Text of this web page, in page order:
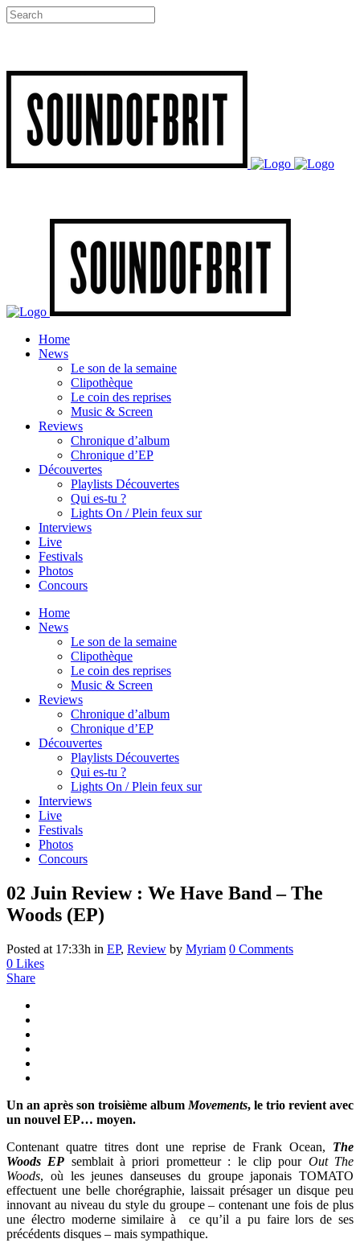
Home
News
Le son de la semaine
Clipothèque
Le coin des reprises
Music & Screen
Reviews
Chronique d’album
Chronique d’EP
Découvertes
Playlists Découvertes
Qui es-tu ?
Lights On / Plein feux sur
Interviews
Live
Festivals
Photos
Concours
Home
News
Le son de la semaine
Clipothèque
Le coin des reprises
Music & Screen
Reviews
Chronique d’album
Chronique d’EP
Découvertes
Playlists Découvertes
Qui es-tu ?
Lights On / Plein feux sur
Interviews
Live
Festivals
Photos
Concours
02 Juin Review : We Have Band – The
Woods (EP)
Posted at 17:33h in EP, Review by Myriam 0 Comments
0 Likes
Share
Un an après son troisième album Movements, le trio revient avec
un nouvel EP… moyen.
Contenant quatre titres dont une reprise de Frank Ocean, The
Woods EP semblait à priori prometteur : le clip pour Out The
Woods, où les jeunes danseuses du groupe japonais TOMATO
effectuent une belle chorégraphie, laissait présager un disque peu
innovant au niveau du style du groupe – contenant une fois de plus
une électro moderne similaire à ce qu’il a pu faire lors de ses
précédents disques – mais sympathique.